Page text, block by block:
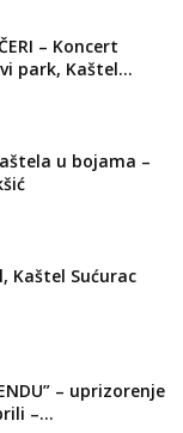
– Koncert
park, Kaštel...
u bojama –
Kaštel Sućurac
– uprizorenje
–...